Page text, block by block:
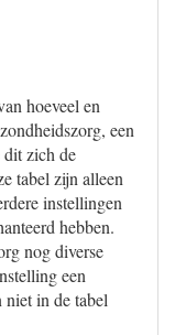
hoeveel en
een
dit zich de
tabel zijn alleen
instellingen
hebben.
nog diverse
een
niet in de tabel